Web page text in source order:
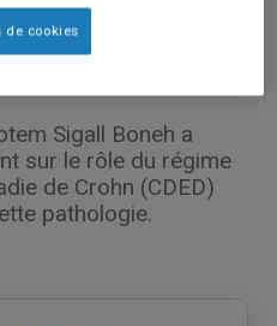
: le régime CDED et
Sigall Boneh a
sur le rôle du régime
de Crohn (CDED)
pathologie.
de cookies